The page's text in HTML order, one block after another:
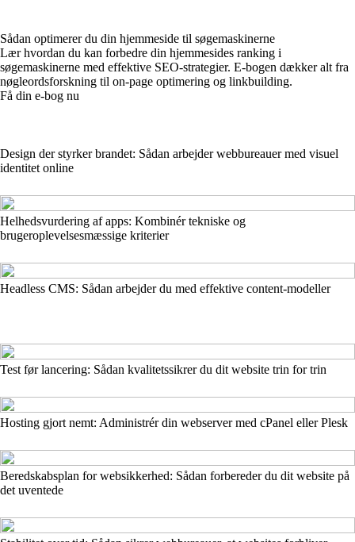
Sådan optimerer du din hjemmeside til søgemaskinerne
Lær hvordan du kan forbedre din hjemmesides ranking i
søgemaskinerne med effektive SEO-strategier. E-bogen dækker alt fra
nøgleordsforskning til on-page optimering og linkbuilding.
Få din e-bog nu
Design der styrker brandet: Sådan arbejder webbureauer med visuel
identitet online
Helhedsvurdering af apps: Kombinér tekniske og
brugeroplevelsesmæssige kriterier
Headless CMS: Sådan arbejder du med effektive content‑modeller
Test før lancering: Sådan kvalitetssikrer du dit website trin for trin
Hosting gjort nemt: Administrér din webserver med cPanel eller Plesk
Beredskabsplan for websikkerhed: Sådan forbereder du dit website på
det uventede